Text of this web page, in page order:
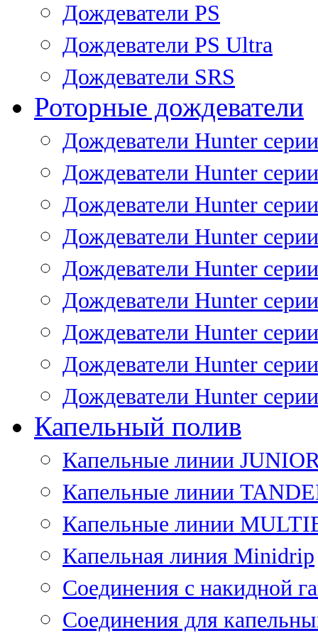
Дождеватели PS
Дождеватели PS Ultra
Дождеватели SRS
Роторные дождеватели
Дождеватели Hunter
Дождеватели Hunter
Дождеватели Hunter
Дождеватели Hunter
Дождеватели Hunter
Дождеватели Hunter
Дождеватели Hunter
Дождеватели Hunter
Дождеватели Hunter
Капельный полив
Капельные линии
Капельные линии
Капельные линии
Капельная линия Minidrip
Соединения с накидной
Соединения для